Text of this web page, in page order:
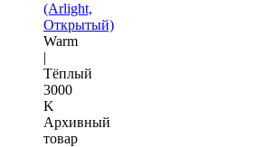
(Arlight,
Открытый)
Warm
|
Тёплый
3000
K
Архивный
товар